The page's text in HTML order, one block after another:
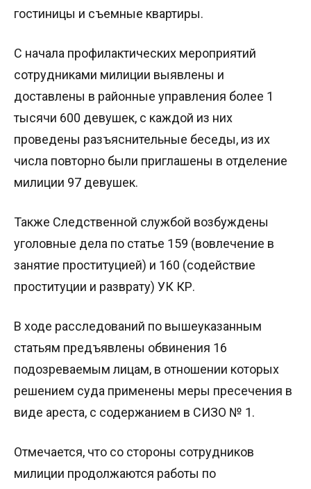
гостиницы и съемные квартиры.
С начала профилактических мероприятий
сотрудниками милиции выявлены и
доставлены в районные управления более 1
тысячи 600 девушек, с каждой из них
проведены разъяснительные беседы, из их
числа повторно были приглашены в отделение
милиции 97 девушек.
Также Следственной службой возбуждены
уголовные дела по статье 159 (вовлечение в
занятие проституцией) и 160 (содействие
проституции и разврату) УК КР.
В ходе расследований по вышеуказанным
статьям предъявлены обвинения 16
подозреваемым лицам, в отношении которых
решением суда применены меры пресечения в
виде ареста, с содержанием в СИЗО № 1.
Отмечается, что со стороны сотрудников
милиции продолжаются работы по